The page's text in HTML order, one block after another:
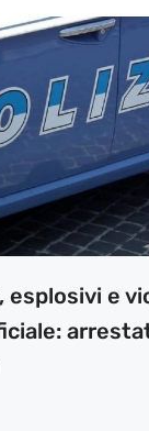
esplosivi e